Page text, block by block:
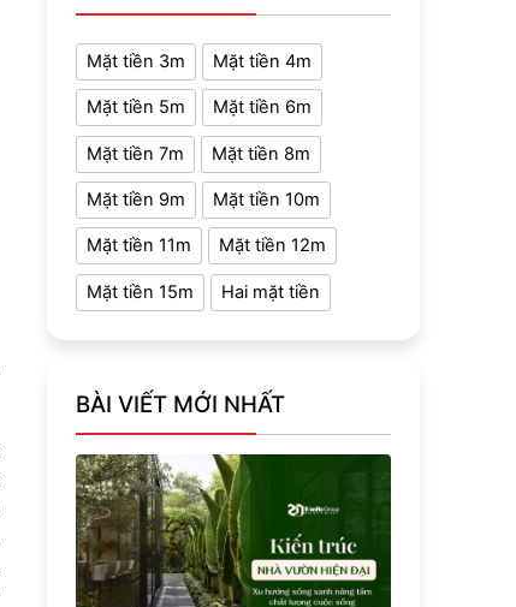
Mặt tiền 3m Mặt tiền 4m
Mặt tiền 5m Mặt tiền 6m
Mặt tiền 7m Mặt tiền 8m
Mặt tiền 9m Mặt tiền 10m
Mặt tiền 11m Mặt tiền 12m
Mặt tiền 15m Hai mặt tiền
BÀI VIẾT MỚI NHẤT